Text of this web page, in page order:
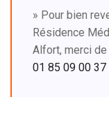
» Pour bien
Résidence
Alfort, merci
01 85 09 00 37